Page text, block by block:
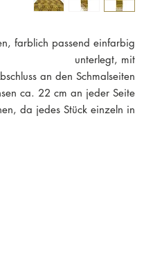
farblich passend einfarbig
unterlegt, mit
an den Schmalseiten.
ca. 22 cm an jeder Seite.
da jedes Stück einzeln in